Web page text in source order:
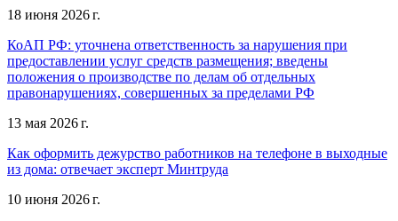
18 июня 2026 г.
КоАП РФ: уточнена ответственность за нарушения при
предоставлении услуг средств размещения; введены
положения о производстве по делам об отдельных
правонарушениях, совершенных за пределами РФ
13 мая 2026 г.
Как оформить дежурство работников на телефоне в выходные
из дома: отвечает эксперт Минтруда
10 июня 2026 г.